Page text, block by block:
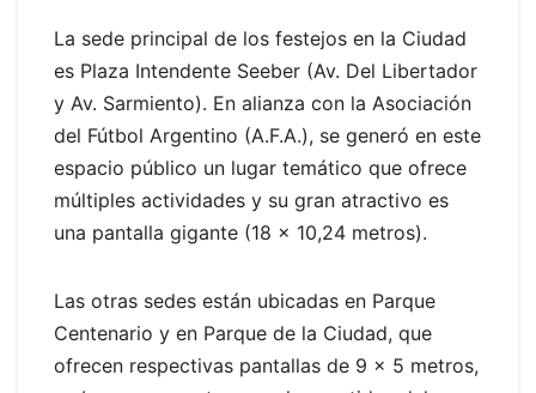
La sede principal de los festejos en la Ciudad
es Plaza Intendente Seeber (Av. Del Libertador
y Av. Sarmiento). En alianza con la Asociación
del Fútbol Argentino (A.F.A.), se generó en este
espacio público un lugar temático que ofrece
múltiples actividades y su gran atractivo es
una pantalla gigante (18 x 10,24 metros).
Las otras sedes están ubicadas en Parque
Centenario y en Parque de la Ciudad, que
ofrecen respectivas pantallas de 9 x 5 metros,